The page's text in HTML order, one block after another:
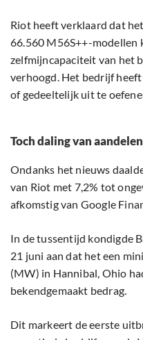
Riot heeft verklaard dat
66.560 M56S++-modellen
zelfmijncapaciteit van het
verhoogd. Het bedrijf heeft
of gedeeltelijk uit te
Toch daling van
Ondanks het nieuws
van Riot met 7,2% tot
afkomstig van Google
In de tussentijd kondigde
21 juni aan dat het een
(MW) in Hannibal, Ohio
bekendgemaakt bedrag.
Dit markeert de eerste